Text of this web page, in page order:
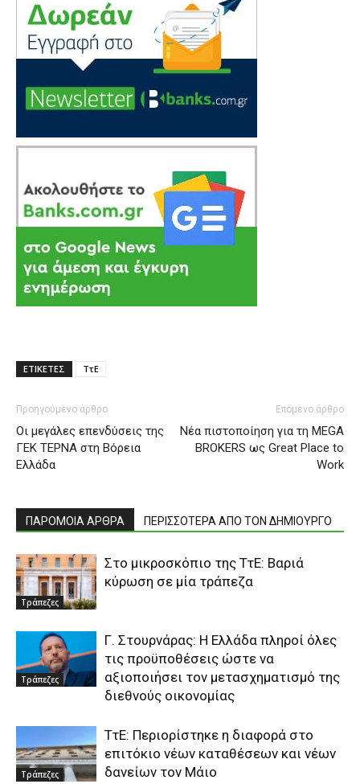
ΕΤΙΚΕΤΕΣ ΤτΕ
Προηγούμενο άρθρο
Oι μεγάλες επενδύσεις της
ΓΕΚ ΤΕΡΝΑ στη Βόρεια
Ελλάδα
Επόμενο άρθρο
Νέα πιστοποίηση για τη MEGA
BROKERS ως Great Place to
Work
ΠΑΡΟΜΟΙΑ ΑΡΘΡΑ ΠΕΡΙΣΣΟΤΕΡΑ ΑΠΟ ΤΟΝ ΔΗΜΙΟΥΡΓΟ
Τράπεζες
Στο μικροσκόπιο της ΤτΕ: Βαριά
κύρωση σε μία τράπεζα
Τράπεζες
Γ. Στουρνάρας: Η Ελλάδα πληροί όλες
τις προϋποθέσεις ώστε να
αξιοποιήσει τον μετασχηματισμό της
διεθνούς οικονομίας
Τράπεζες
ΤτΕ: Περιορίστηκε η διαφορά στο
επιτόκιο νέων καταθέσεων και νέων
δανείων τον Μάιο